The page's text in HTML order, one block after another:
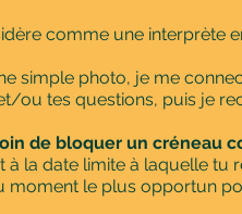
comme une interprète
simple photo, je me
ou tes questions, puis je
de bloquer un créneau
à la date limite à laquelle tu
moment le plus opportun